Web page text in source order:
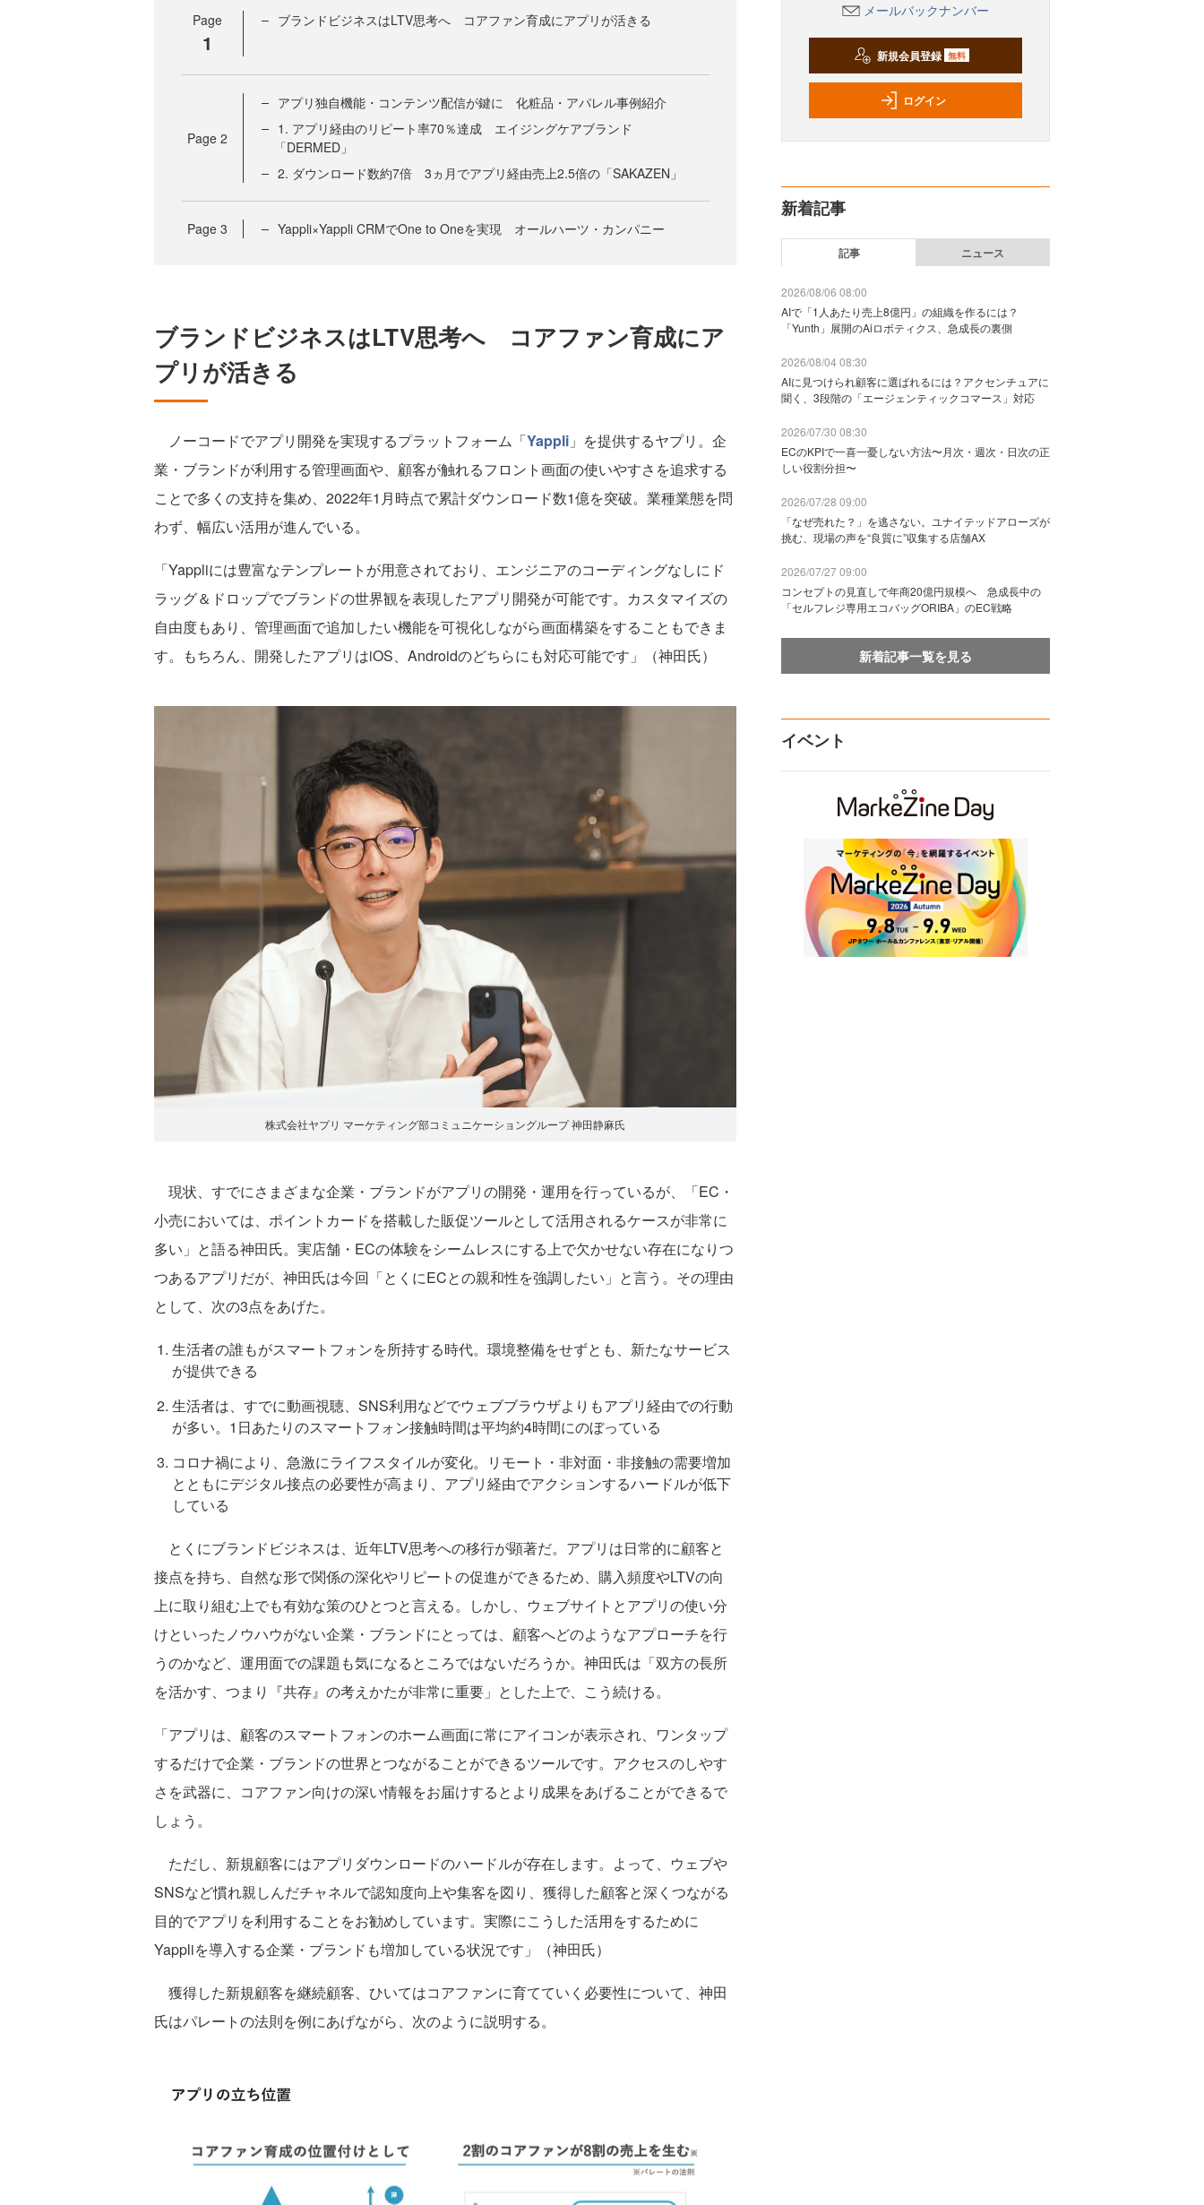
Page
1
ブランドビジネスはLTV思考へ コアファン育成にアプリが活きる
Page 2
アプリ独自機能・コンテンツ配信が鍵に 化粧品・アパレル事例紹介
1. アプリ経由のリピート率70％達成 エイジングケアブランド
「DERMED」
2. ダウンロード数約7倍 3ヵ月でアプリ経由売上2.5倍の「SAKAZEN」
Page 3 Yappli×Yappli CRMでOne to Oneを実現 オールハーツ・カンパニー
ブランドビジネスはLTV思考へ コアファン育成にア
プリが活きる
ノーコードでアプリ開発を実現するプラットフォーム「Yappli 」を提供するヤプリ。企
業・ブランドが利用する管理画面や、顧客が触れるフロント画面の使いやすさを追求する
ことで多くの支持を集め、2022年1月時点で累計ダウンロード数1億を突破。業種業態を問
わず、幅広い活用が進んでいる。
「Yappliには豊富なテンプレートが用意されており、エンジニアのコーディングなしにド
ラッグ＆ドロップでブランドの世界観を表現したアプリ開発が可能です。カスタマイズの
自由度もあり、管理画面で追加したい機能を可視化しながら画面構築をすることもできま
す。もちろん、開発したアプリはiOS、Androidのどちらにも対応可能です」（神田氏）
株式会社ヤプリ マーケティング部コミュニケーショングループ 神田静麻氏
現状、すでにさまざまな企業・ブランドがアプリの開発・運用を行っているが、「EC・
小売においては、ポイントカードを搭載した販促ツールとして活用されるケースが非常に
多い」と語る神田氏。実店舗・ECの体験をシームレスにする上で欠かせない存在になりつ
つあるアプリだが、神田氏は今回「とくにECとの親和性を強調したい」と言う。その理由
として、次の3点をあげた。
生活者の誰もがスマートフォンを所持する時代。環境整備をせずとも、新たなサービス
が提供できる
生活者は、すでに動画視聴、SNS利用などでウェブブラウザよりもアプリ経由での行動
が多い。1日あたりのスマートフォン接触時間は平均約4時間にのぼっている
コロナ禍により、急激にライフスタイルが変化。リモート・非対面・非接触の需要増加
とともにデジタル接点の必要性が高まり、アプリ経由でアクションするハードルが低下
している
とくにブランドビジネスは、近年LTV思考への移行が顕著だ。アプリは日常的に顧客と
接点を持ち、自然な形で関係の深化やリピートの促進ができるため、購入頻度やLTVの向
上に取り組む上でも有効な策のひとつと言える。しかし、ウェブサイトとアプリの使い分
けといったノウハウがない企業・ブランドにとっては、顧客へどのようなアプローチを行
うのかなど、運用面での課題も気になるところではないだろうか。神田氏は「双方の長所
を活かす、つまり『共存』の考えかたが非常に重要」とした上で、こう続ける。
「アプリは、顧客のスマートフォンのホーム画面に常にアイコンが表示され、ワンタップ
するだけで企業・ブランドの世界とつながることができるツールです。アクセスのしやす
さを武器に、コアファン向けの深い情報をお届けするとより成果をあげることができるで
しょう。
ただし、新規顧客にはアプリダウンロードのハードルが存在します。よって、ウェブや
SNSなど慣れ親しんだチャネルで認知度向上や集客を図り、獲得した顧客と深くつながる
目的でアプリを利用することをお勧めしています。実際にこうした活用をするために
Yappliを導入する企業・ブランドも増加している状況です」（神田氏）
獲得した新規顧客を継続顧客、ひいてはコアファンに育てていく必要性について、神田
氏はパレートの法則を例にあげながら、次のように説明する。
メールバックナンバー
新規会員登録 無料
ログイン
新着記事
記事 ニュース
2026/08/06 08:00
AIで「1人あたり売上8億円」の組織を作るには？
「Yunth」展開のAiロボティクス、急成長の裏側
2026/08/04 08:30
AIに見つけられ顧客に選ばれるには？アクセンチュアに
聞く、3段階の「エージェンティックコマース」対応
2026/07/30 08:30
ECのKPIで一喜一憂しない方法〜月次・週次・日次の正
しい役割分担〜
2026/07/28 09:00
「なぜ売れた？」を逃さない。ユナイテッドアローズが
挑む、現場の声を“良質に”収集する店舗AX
2026/07/27 09:00
コンセプトの見直しで年商20億円規模へ 急成長中の
「セルフレジ専用エコバッグORIBA」のEC戦略
新着記事一覧を見る
イベント